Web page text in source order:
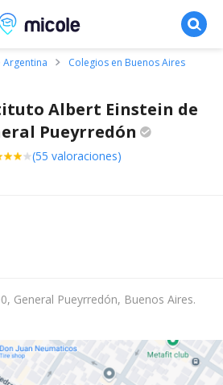
buscador de colegios
Argentina
Colegios en Buenos Aires
Albert Einstein de
Pueyrredón
(55 valoraciones)
General Pueyrredón, Buenos Aires.